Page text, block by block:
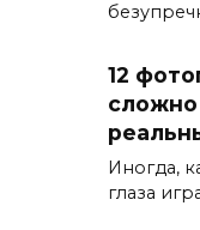
12
сложно
Иногда,
глаза